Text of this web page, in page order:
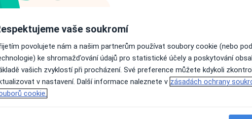
Dnes
Online rezervace termínu není k
Rezervovat termín
vaše soukromí
povolujete nám a našim partnerům používat soubory cookie (nebo
ke shromažďování údajů pro statistické účely a poskytování
vašich zvyklostí při procházení. Své preference můžete kdykoli
v nastavení. Další informace naleznete v zásadách ochrany
cookie.